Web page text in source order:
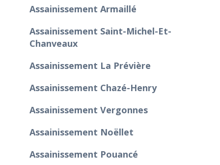
Assainissement Armaillé
Assainissement Saint-Michel-Et-
Chanveaux
Assainissement La Prévière
Assainissement Chazé-Henry
Assainissement Vergonnes
Assainissement Noëllet
Assainissement Pouancé